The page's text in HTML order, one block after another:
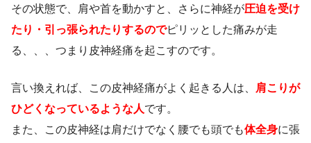
その状態で、肩や首を動かすと、さらに神経が圧迫を受け
たり・引っ張られたりするのでピリッとした痛みが走
る、、、つまり皮神経痛を起こすのです。
言い換えれば、この皮神経痛がよく起きる人は、
肩こりが
ひどくなっているような人です。
また、この皮神経は肩だけでなく腰でも頭でも体全身に張